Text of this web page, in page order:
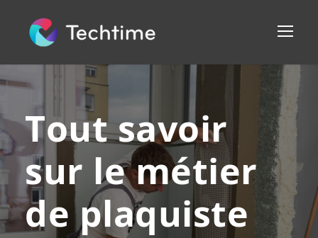
Tout savoir
sur le métier
de plaquiste